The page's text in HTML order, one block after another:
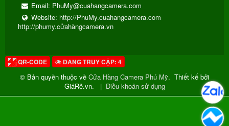
Email: PhuMy@cuahangcamera.com
Website: http://PhuMy.cuahangcamera.com
http://phumy.cửahàngcamera.vn
QR-CODE ĐANG TRUY CẬP: 4
© Bản quyền thuộc về Cửa Hàng Camera Phú Mỹ. Thiết kế bởi
GiáRẻ.vn.
| Điều khoản sử dụng